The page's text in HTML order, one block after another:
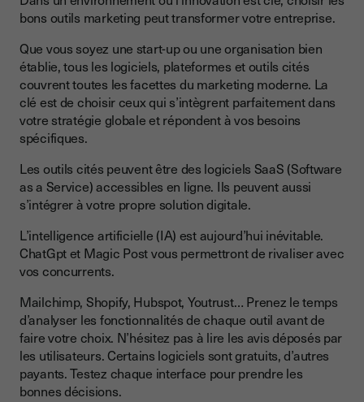
bons outils marketing peut transformer votre entreprise.
Que vous soyez une start-up ou une organisation bien
établie, tous les logiciels, plateformes et outils cités
couvrent toutes les facettes du marketing moderne. La
clé est de choisir ceux qui s’intègrent parfaitement dans
votre stratégie globale et répondent à vos besoins
spécifiques.
Les outils cités peuvent être des logiciels SaaS (Software
as a Service) accessibles en ligne. Ils peuvent aussi
s’intégrer à votre propre solution digitale.
L’intelligence artificielle (IA) est aujourd’hui inévitable.
ChatGpt et Magic Post vous permettront de rivaliser avec
vos concurrents.
Mailchimp, Shopify, Hubspot, Youtrust… Prenez le temps
d’analyser les fonctionnalités de chaque outil avant de
faire votre choix. N’hésitez pas à lire les avis déposés par
les utilisateurs. Certains logiciels sont gratuits, d’autres
payants. Testez chaque interface pour prendre les
bonnes décisions.